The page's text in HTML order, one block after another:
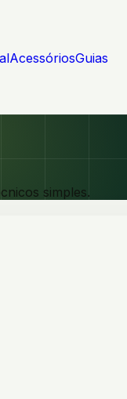
AcessóriosGuias
simples.